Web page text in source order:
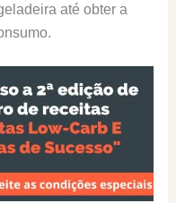
até obter a